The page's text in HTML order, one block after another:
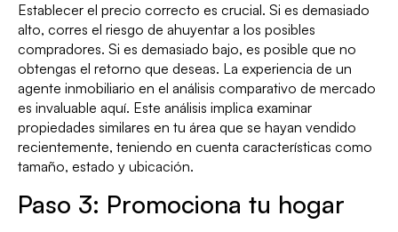
Establecer el precio correcto es crucial. Si es demasiado
alto, corres el riesgo de ahuyentar a los posibles
compradores. Si es demasiado bajo, es posible que no
obtengas el retorno que deseas. La experiencia de un
agente inmobiliario en el análisis comparativo de mercado
es invaluable aquí. Este análisis implica examinar
propiedades similares en tu área que se hayan vendido
recientemente, teniendo en cuenta características como
tamaño, estado y ubicación.
Paso 3: Promociona tu hogar